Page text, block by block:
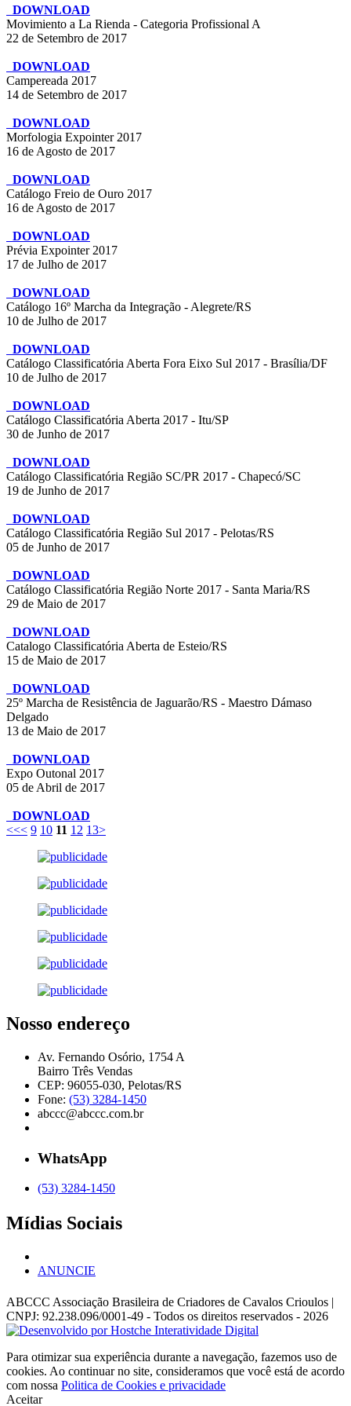
DOWNLOAD
Movimiento a La Rienda - Categoria Profissional A
22 de Setembro de 2017
DOWNLOAD
Campereada 2017
14 de Setembro de 2017
DOWNLOAD
Morfologia Expointer 2017
16 de Agosto de 2017
DOWNLOAD
Catálogo Freio de Ouro 2017
16 de Agosto de 2017
DOWNLOAD
Prévia Expointer 2017
17 de Julho de 2017
DOWNLOAD
Catálogo 16º Marcha da Integração - Alegrete/RS
10 de Julho de 2017
DOWNLOAD
Catálogo Classificatória Aberta Fora Eixo Sul 2017 - Brasília/DF
10 de Julho de 2017
DOWNLOAD
Catálogo Classificatória Aberta 2017 - Itu/SP
30 de Junho de 2017
DOWNLOAD
Catálogo Classificatória Região SC/PR 2017 - Chapecó/SC
19 de Junho de 2017
DOWNLOAD
Catálogo Classificatória Região Sul 2017 - Pelotas/RS
05 de Junho de 2017
DOWNLOAD
Catálogo Classificatória Região Norte 2017 - Santa Maria/RS
29 de Maio de 2017
DOWNLOAD
Catalogo Classificatória Aberta de Esteio/RS
15 de Maio de 2017
DOWNLOAD
25º Marcha de Resistência de Jaguarão/RS - Maestro Dámaso
Delgado
13 de Maio de 2017
DOWNLOAD
Expo Outonal 2017
05 de Abril de 2017
DOWNLOAD
<<< 9 10 11 12 13>
Nosso endereço
Av. Fernando Osório, 1754 A
Bairro Três Vendas
CEP: 96055-030, Pelotas/RS
Fone: (53) 3284-1450
abccc@abccc.com.br
WhatsApp
(53) 3284-1450
Mídias Sociais
ANUNCIE
ABCCC Associação Brasileira de Criadores de Cavalos Crioulos |
CNPJ: 92.238.096/0001-49 - Todos os direitos reservados - 2026
Para otimizar sua experiência durante a navegação, fazemos uso de
cookies. Ao continuar no site, consideramos que você está de acordo
com nossa Politica de Cookies e privacidade
Aceitar